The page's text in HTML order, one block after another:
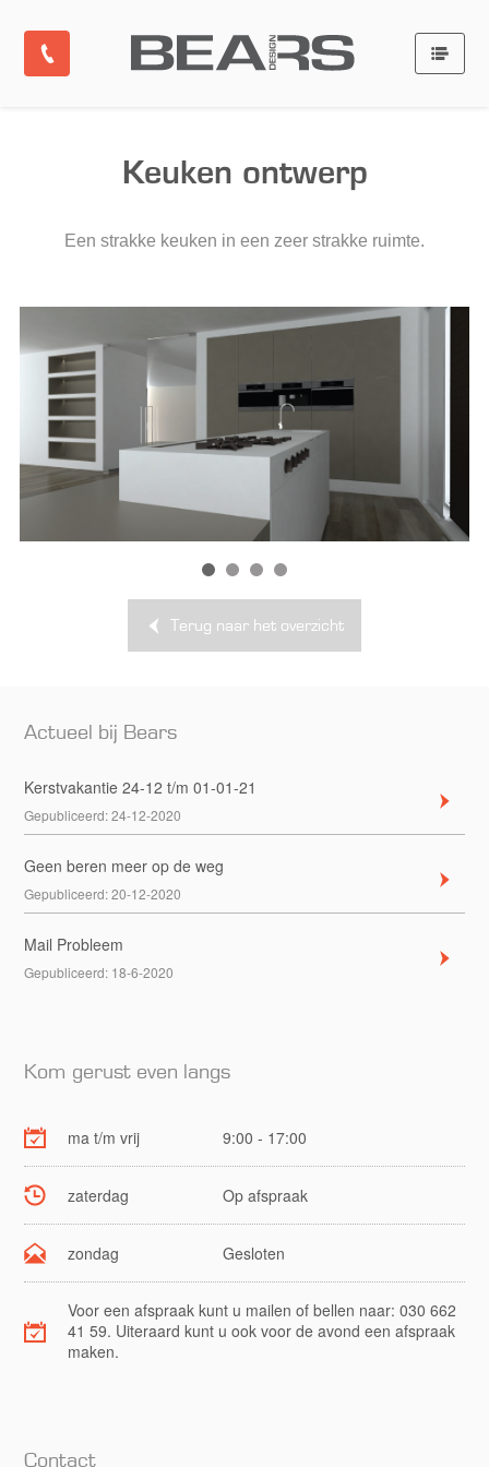
Keuken ontwerp
Een strakke keuken in een zeer strakke ruimte.
Terug naar het overzicht
Actueel bij Bears
Kerstvakantie 24-12 t/m 01-01-21
Gepubliceerd:24-12-2020
Geen beren meer op de weg
Gepubliceerd:20-12-2020
Mail Probleem
Gepubliceerd: 18-6-2020
Kom gerust even langs
ma t/m vrij 9:00 - 17:00
zaterdag Op afspraak
zondag Gesloten
Voor een afspraak kunt u mailen of bellen naar: 030 662
41 59. Uiteraard kunt u ook voor de avond een afspraak
maken.
Contact